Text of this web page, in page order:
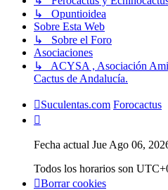
↳ Opuntioidea
Sobre Esta Web
↳ Sobre el Foro
Asociaciones
↳ ACYSA , Asociación
Cactus de Andalucía.
Suculentas.com Forocactus
Fecha actual Jue Ago 06,
Todos los horarios son
Borrar cookies